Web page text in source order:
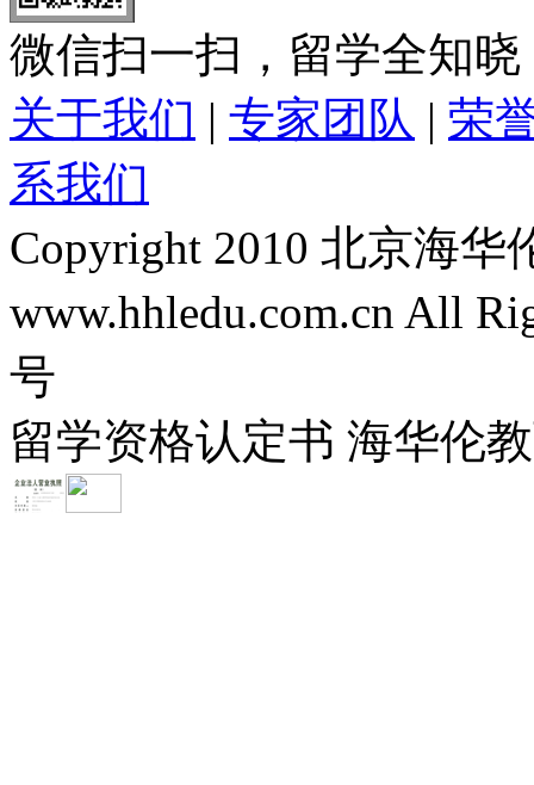
微信扫一扫，留学全知晓
关于我们 | 专家团队 | 荣
系我们
Copyright 2010 北京海
www.hhledu.com.cn All
号
留学资格认定书 海华伦